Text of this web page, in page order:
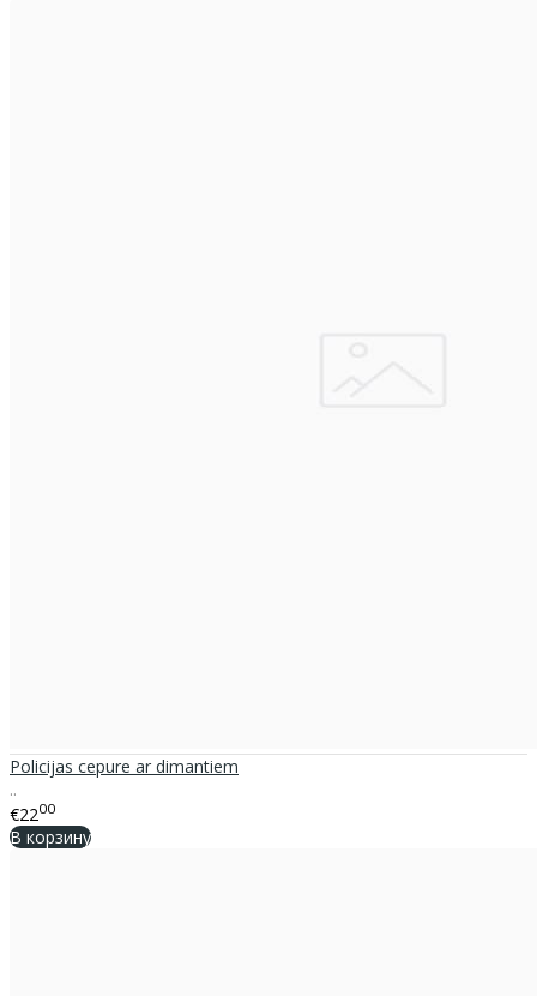
Policijas cepure ar dimantiem
..
€2200
В корзину